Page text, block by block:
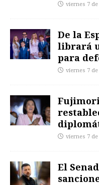
viernes 7
De la
librará
para
viernes 7
viernes 7
El